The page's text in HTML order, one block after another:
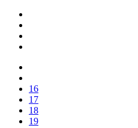
16
17
18
19